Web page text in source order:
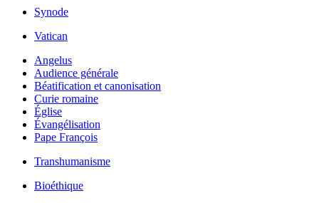
Synode
Vatican
Angelus
Audience générale
Béatification et canonisation
Curie romaine
Église
Évangélisation
Pape François
Transhumanisme
Bioéthique